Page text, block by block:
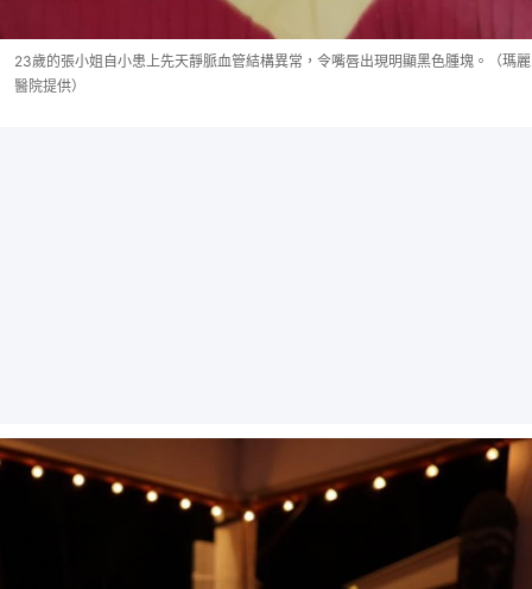
23歲的張小姐自小患上先天靜脈血管結構異常，令嘴唇出現明顯黑色腫塊。（瑪麗
醫院提供）